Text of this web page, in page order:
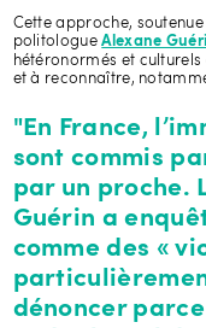
Cette approche,
politologueAlexane
hétéronormés et
et à reconnaître,
"En France,
sont commis
par un proche.
Guérin a
comme des «
dénoncer parce